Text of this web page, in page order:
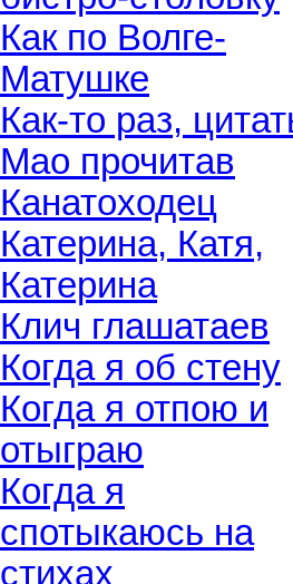
Как по Волге-
Матушке
Как-то раз,
Мао прочитав
Канатоходец
Катерина, Катя,
Катерина
Клич глашатаев
Когда я об стену
Когда я отпою и
отыграю
Когда я
спотыкаюсь на
стихах